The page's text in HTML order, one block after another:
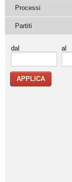
Processi
Partiti
dal al